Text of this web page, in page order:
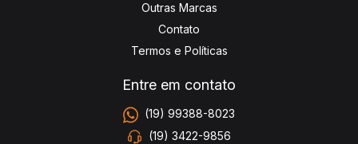
Outras Marcas
Contato
Termos e Políticas
Entre em contato
(19) 99388-8023
(19) 3422-9856